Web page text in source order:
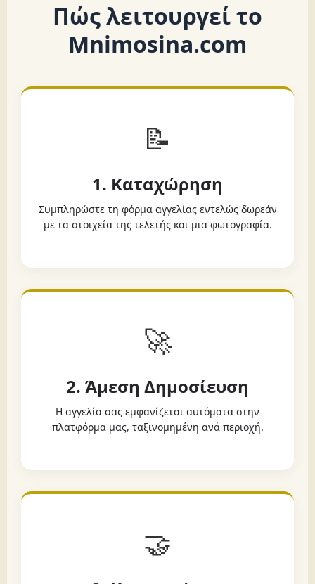
Πώς λειτουργεί το
Mnimosina.com
📝
1. Καταχώρηση
Συμπληρώστε τη φόρμα αγγελίας εντελώς δωρεάν
με τα στοιχεία της τελετής και μια φωτογραφία.
🚀
2. Άμεση Δημοσίευση
Η αγγελία σας εμφανίζεται αυτόματα στην
πλατφόρμα μας, ταξινομημένη ανά περιοχή.
🤝